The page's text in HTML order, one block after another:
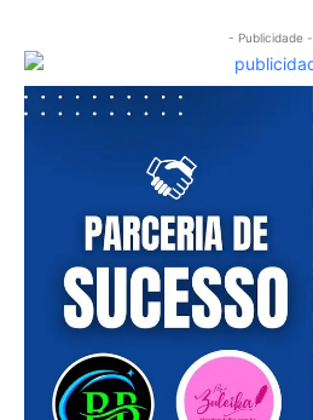
- Publicidade -